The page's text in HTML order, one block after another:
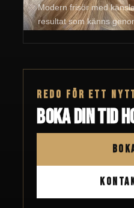
Modern frisör med
resultat som känns
REDO FÖR ETT
Boka din tid